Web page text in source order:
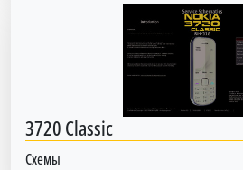
3720 Classic
Схемы